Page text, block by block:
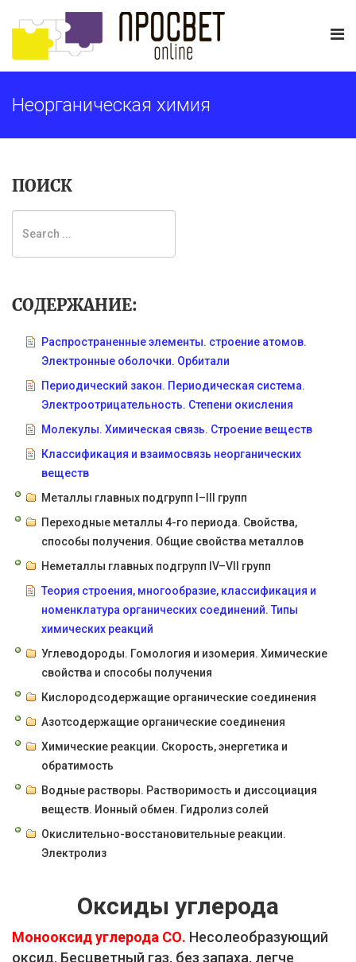
Неорганическая химия
ПОИСК
СОДЕРЖАНИЕ:
Распространенные элементы. строение атомов.
Электронные оболочки. Орбитали
Периодический закон. Периодическая система.
Электроотрицательность. Степени окисления
Молекулы. Химическая связь. Строение веществ
Классификация и взаимосвязь неорганических
веществ
Металлы главных подгрупп I–III групп
Переходные металлы 4-го периода. Свойства,
способы получения. Общие свойства металлов
Неметаллы главных подгрупп IV–VII групп
Теория строения, многообразие, классификация и
номенклатура органических соединений. Типы
химических реакций
Углеводороды. Гомология и изомерия. Химические
свойства и способы получения
Кислородсодержащие органические соединения
Азотсодержащие органические соединения
Химические реакции. Скорость, энергетика и
обратимость
Водные растворы. Растворимость и диссоциация
веществ. Ионный обмен. Гидролиз солей
Окислительно-восстановительные реакции.
Электролиз
Оксиды углерода
Монооксид углерода СО. Несолеобразующий
оксид. Бесцветный газ, без запаха, легче